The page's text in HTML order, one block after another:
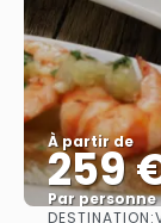
À partir de
259
Par personne
DESTINATION: